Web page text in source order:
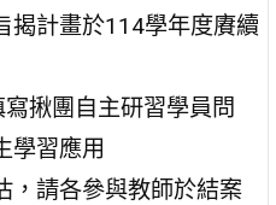
揭計畫於114學年度賡續
揪團自主研習學員問
學習應用
，請各參與教師於結案